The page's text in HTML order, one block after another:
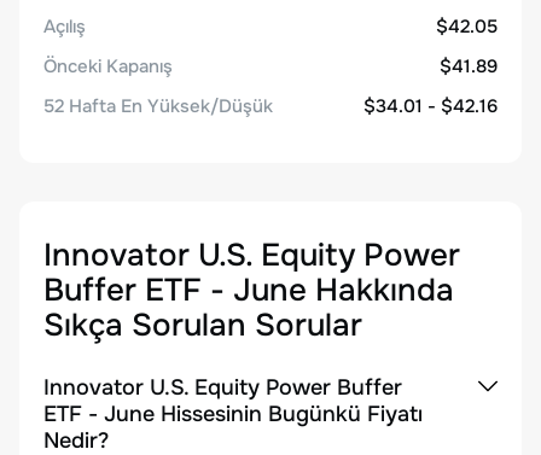
Açılış
$42.05
Önceki Kapanış
$41.89
52 Hafta En Yüksek/Düşük
$34.01 - $42.16
Innovator U.S. Equity Power
Buffer ETF - June Hakkında
Sıkça Sorulan Sorular
Innovator U.S. Equity Power Buffer
ETF - June Hissesinin Bugünkü Fiyatı
Nedir?